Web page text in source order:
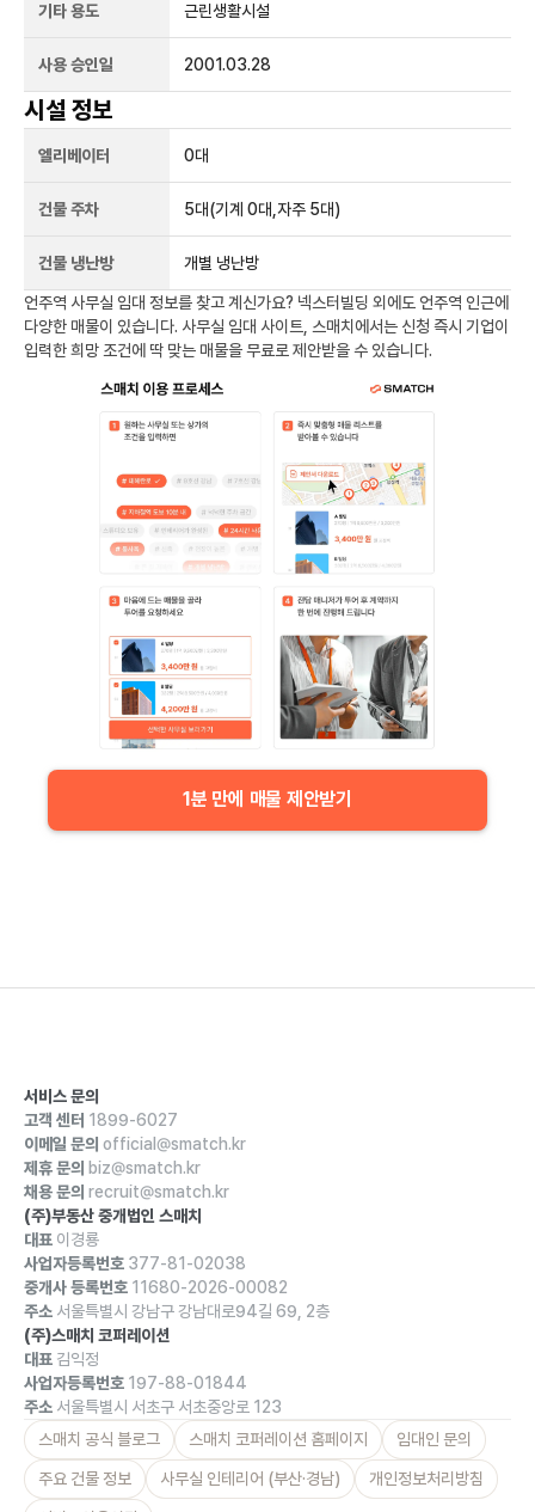
기타 용도 근린생활시설
사용 승인일 2001.03.28
시설 정보
엘리베이터 0대
건물 주차 5대(기계 0대,자주 5대)
건물 냉난방 개별 냉난방
언주역 사무실 임대 정보를 찾고 계신가요? 넥스터빌딩 외에도 언주역 인근에
다양한 매물이 있습니다. 사무실 임대 사이트, 스매치에서는 신청 즉시 기업이
입력한 희망 조건에 딱 맞는 매물을 무료로 제안받을 수 있습니다.
1분 만에 매물 제안받기
서비스 문의
고객 센터 1899-6027
이메일 문의 official@smatch.kr
제휴 문의 biz@smatch.kr
채용 문의 recruit@smatch.kr
(주)부동산 중개법인 스매치
대표 이경룡
사업자등록번호 377-81-02038
중개사 등록번호 11680-2026-00082
주소 서울특별시 강남구 강남대로94길 69, 2층
(주)스매치 코퍼레이션
대표 김익정
사업자등록번호 197-88-01844
주소 서울특별시 서초구 서초중앙로 123
스매치 공식 블로그
스매치 코퍼레이션 홈페이지 임대인 문의
주요 건물 정보 사무실 인테리어 (부산·경남) 개인정보처리방침